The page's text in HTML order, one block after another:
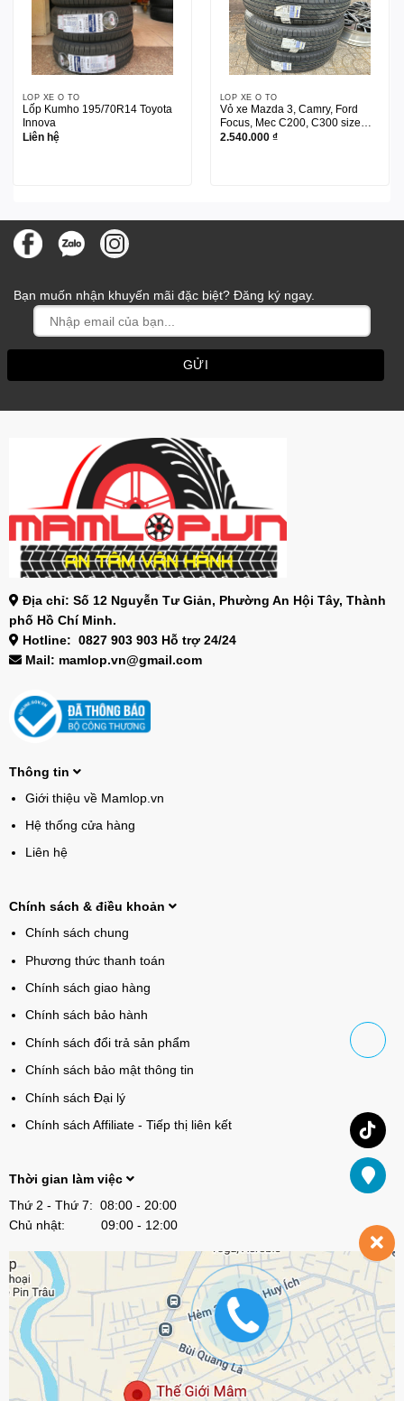
LỐP XE Ô TÔ
Lốp Kumho 195/70R14 Toyota
Innova
Liên hệ
LỐP XE Ô TÔ
Vỏ xe Mazda 3, Camry, Ford
Focus, Mec C200, C300 size
205/60R16
2.540.000 ₫
Bạn muốn nhận khuyến mãi đặc biệt? Đăng ký ngay.
Địa chỉ: Số 12 Nguyễn Tư Giản, Phường An Hội Tây, Thành
phố Hồ Chí Minh.
Hotline: 0827 903 903 Hỗ trợ 24/24
Mail: mamlop.vn@gmail.com
Thông tin
Giới thiệu về Mamlop.vn
Hệ thống cửa hàng
Liên hệ
Chính sách & điều khoản
Chính sách chung
Phương thức thanh toán
Chính sách giao hàng
Chính sách bảo hành
Chính sách đổi trả sản phẩm
Chính sách bảo mật thông tin
Chính sách Đại lý
Chính sách Affiliate - Tiếp thị liên kết
Thời gian làm việc
Thứ 2 - Thứ 7: 08:00 - 20:00
Chủ nhật: 09:00 - 12:00